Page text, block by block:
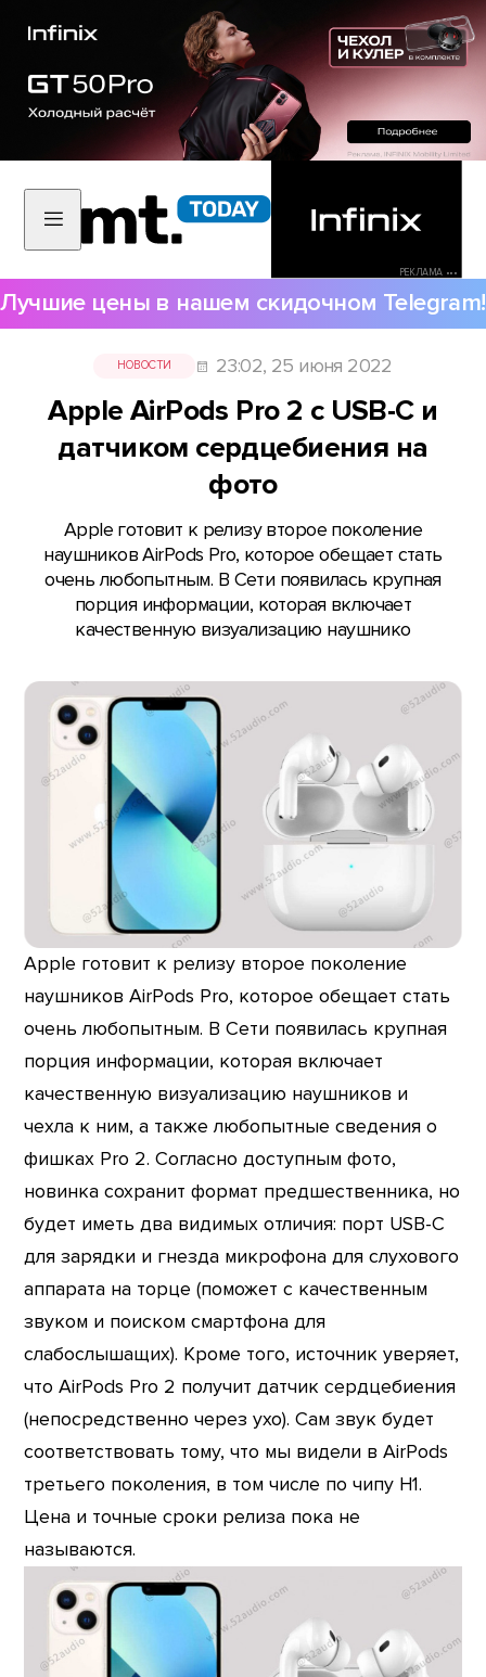
РЕКЛАМА •••
Лучшие цены в нашем скидочном Telegram!
НОВОСТИ 23:02, 25 июня 2022
Apple AirPods Pro 2 c USB-С и
датчиком сердцебиения на
фото
Apple готовит к релизу второе поколение
наушников AirPods Pro, которое обещает стать
очень любопытным. В Сети появилась крупная
порция информации, которая включает
качественную визуализацию наушнико
Apple готовит к релизу второе поколение
наушников AirPods Pro, которое обещает стать
очень любопытным. В Сети появилась крупная
порция информации, которая включает
качественную визуализацию наушников и
чехла к ним, а также любопытные сведения о
фишках Pro 2. Cогласно доступным фото,
новинка сохранит формат предшественника, но
будет иметь два видимых отличия: порт USB-C
для зарядки и гнезда микрофона для слухового
аппарата на торце (поможет с качественным
звуком и поиском смартфона для
слабослышащих). Кроме того, источник уверяет,
что AirPods Pro 2 получит датчик сердцебиения
(непосредственно через ухо). Сам звук будет
соответствовать тому, что мы видели в AirPods
третьего поколения, в том числе по чипу H1.
Цена и точные сроки релиза пока не
называются.